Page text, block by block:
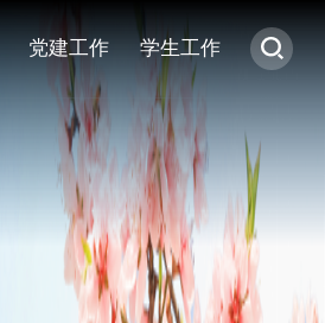
党建工作 学生工作